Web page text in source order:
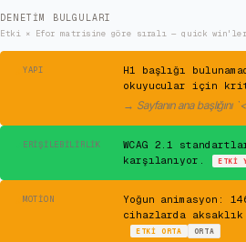
DENETIM BULGULARI
Etki × Efor matrisine göre sıralı — quick
YAPI
H1 başlığı
okuyucular için
→ Sayfanın ana başlığını
ERIŞILEBILIRLIK
WCAG 2.1
karşılanıyor.
ETKI
MOTION
Yoğun animasyon:
cihazlarda
ETKIORTA ORTA